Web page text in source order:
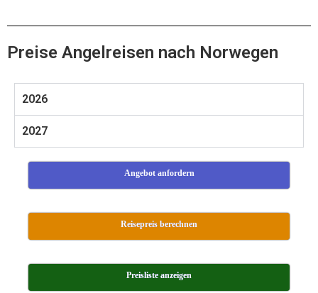
Preise Angelreisen nach Norwegen
2026
2027
Angebot anfordern
Reisepreis berechnen
Preisliste anzeigen